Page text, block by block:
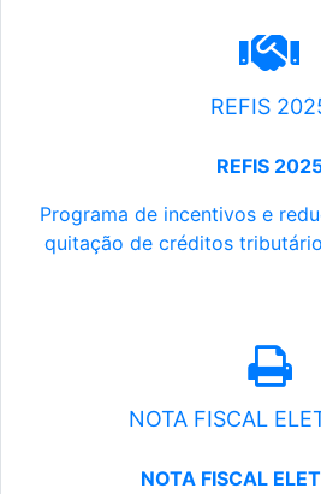
REFIS
REFIS
Programa de incentivos e
quitação de créditos
NOTA FISCAL
NOTA FISCAL